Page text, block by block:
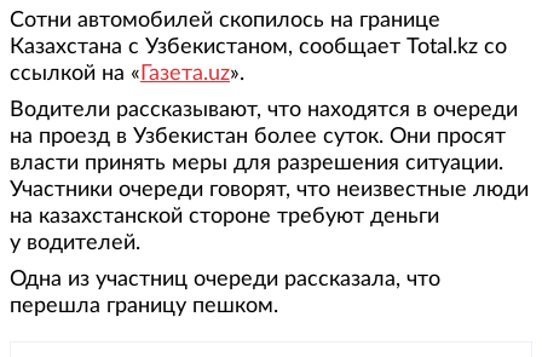
Сотни автомобилей скопилось на границе
Казахстана с Узбекистаном, сообщает Total.kz со
ссылкой на « Газета.uz».
Водители рассказывают, что находятся в очереди
на проезд в Узбекистан более суток. Они просят
власти принять меры для разрешения ситуации.
Участники очереди говорят, что неизвестные люди
на казахстанской стороне требуют деньги
у водителей.
Одна из участниц очереди рассказала, что
перешла границу пешком.